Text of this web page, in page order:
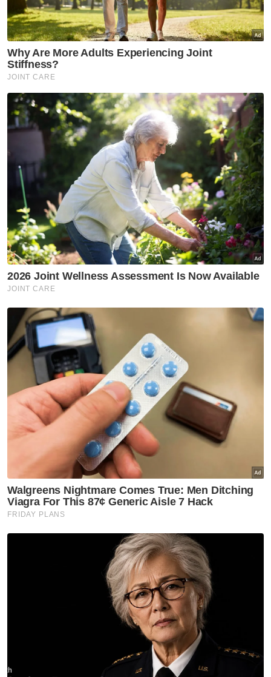
“Kami telah meraikan kejayaan (Piala FA) dan
kini kami akan berikan fokus pula untuk
berdepan Selangor FC.
“Walaupun saya tahu, pasukan ini sukar
untuk ditewaskan, namun, saya percaya
rakan-rakan sepasukan mampu berikan yang
terbaik,” katanya.
Berita Telus & Tulus menerusi E-Mel setiap
hari!
Muat turun aplikasi Sinar Harian.Klik di sini!
JDT
Selangor FC
Liga Super
Artikel Disyorkan
Owen sangsi ketajaman Sesko